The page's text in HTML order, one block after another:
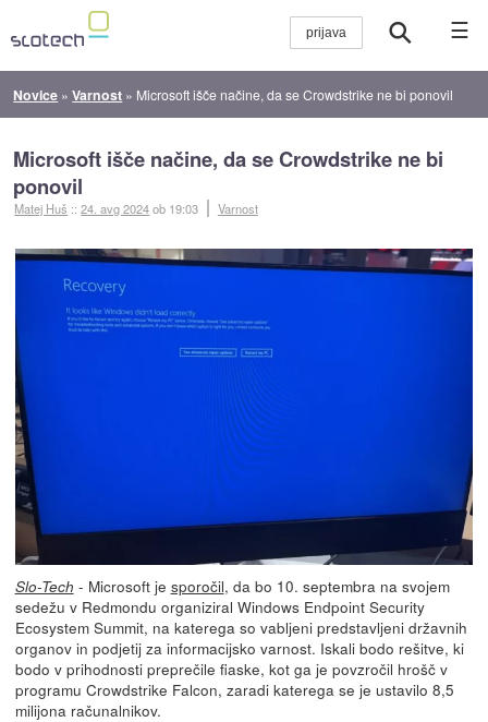
☰
Novice »Varnost » Microsoft išče načine, da se Crowdstrike ne bi ponovil
Microsoft išče načine, da se Crowdstrike ne bi
ponovil
Matej Huš ::24. avg 2024ob 19:03 Varnost
Slo-Tech - Microsoft je sporočil, da bo 10. septembra na svojem
sedežu v Redmondu organiziral Windows Endpoint Security
Ecosystem Summit, na katerega so vabljeni predstavljeni državnih
organov in podjetij za informacijsko varnost. Iskali bodo rešitve, ki
bodo v prihodnosti preprečile fiaske, kot ga je povzročil hrošč v
programu Crowdstrike Falcon, zaradi katerega se je ustavilo 8,5
milijona računalnikov.